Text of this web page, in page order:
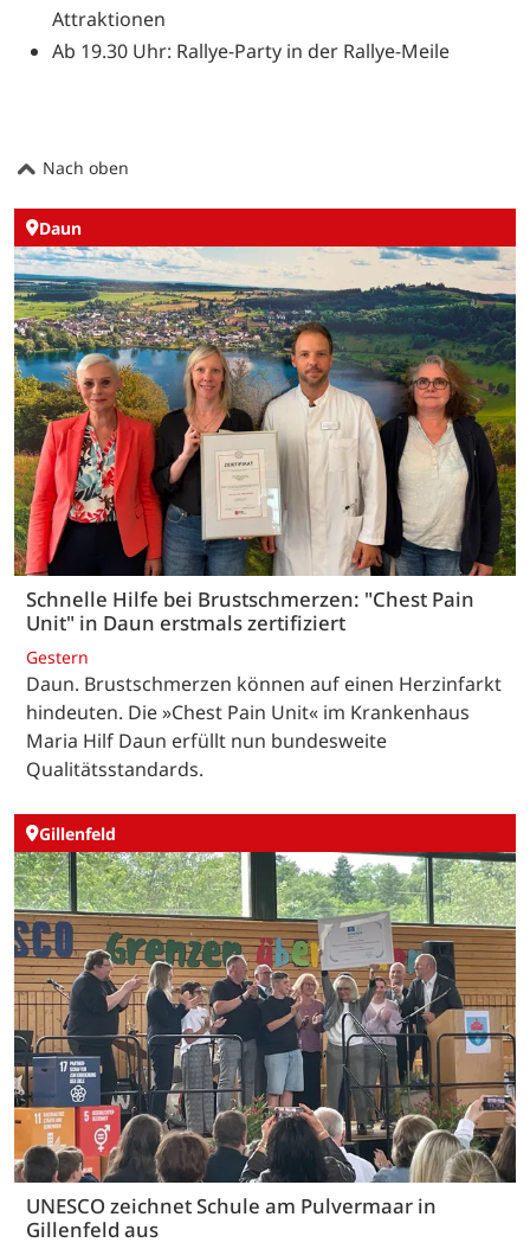
Attraktionen
Ab 19.30 Uhr: Rallye-Party in der Rallye-Meile
Nach oben
Daun
Schnelle Hilfe bei Brustschmerzen: "Chest Pain
Unit" in Daun erstmals zertifiziert
Gestern
Daun. Brustschmerzen können auf einen Herzinfarkt
hindeuten. Die »Chest Pain Unit« im Krankenhaus
Maria Hilf Daun erfüllt nun bundesweite
Qualitätsstandards.
Gillenfeld
UNESCO zeichnet Schule am Pulvermaar in
Gillenfeld aus